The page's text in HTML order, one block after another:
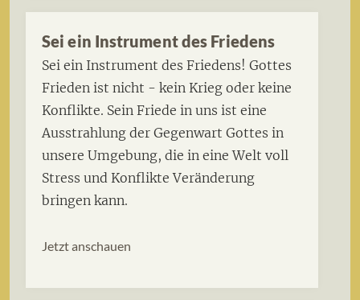
Sei ein Instrument des Friedens
Sei ein Instrument des Friedens! Gottes
Frieden ist nicht - kein Krieg oder keine
Konflikte. Sein Friede in uns ist eine
Ausstrahlung der Gegenwart Gottes in
unsere Umgebung, die in eine Welt voll
Stress und Konflikte Veränderung
bringen kann.
Jetzt anschauen